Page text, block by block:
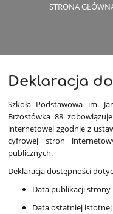
STRONA
Deklaracja
dostępności
Deklaracja
Szkoła Podstawowa im.
Brzostówka 88
internetowej zgodnie z
cyfrowej stron
publicznych.
Deklaracja dostępności
Data publikacji
Data ostatniej